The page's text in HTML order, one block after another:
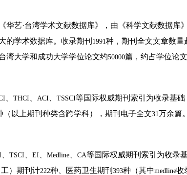
华艺·台湾学术文献数据库》，由《科学文献数据库
的学术数据库。收录期刊 1991种，期刊全文文章数量
湾大学和成功大学学位论文约50000篇，约占学位论
THCI ACI TSSCI等国际权威期刊索引为收录基
（以上期刊种类含跨学科），期刊电子全文31万余篇
TSCI EI Medline CA等国际权威期刊索引为收录
）期刊计222种、医药卫生期刊 393种（其中medline收